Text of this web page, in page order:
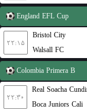
England EFL Cup
۲۲:۱۵
Bristol City
Walsall FC
Colombia Primera B
۲۲:۳۰
Real Soacha
Boca Juniors Cali